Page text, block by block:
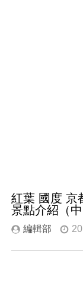
紅葉 國度 京
景點介紹（中
編輯部